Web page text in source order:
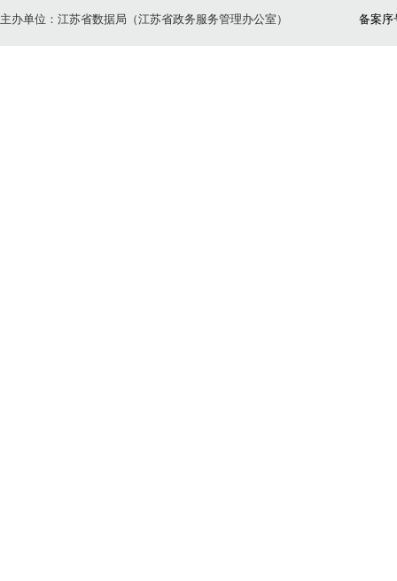
主办单位：江苏省数据局（江苏省政务服务管理办公室） 备案序